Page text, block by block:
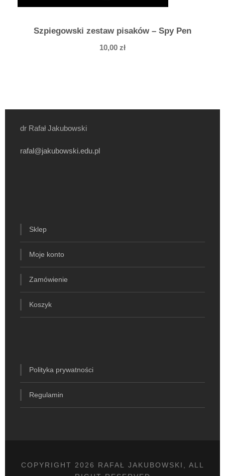
Szpiegowski zestaw pisaków – Spy Pen
10,00 zł
dr Rafał Jakubowski
rafal@jakubowski.edu.pl
Sklep
Moje konto
Zamówienie
Koszyk
Polityka prywatności
Regulamin
COPYRIGHT 2026 RAFAŁ JAKUBOWSKI, ALL